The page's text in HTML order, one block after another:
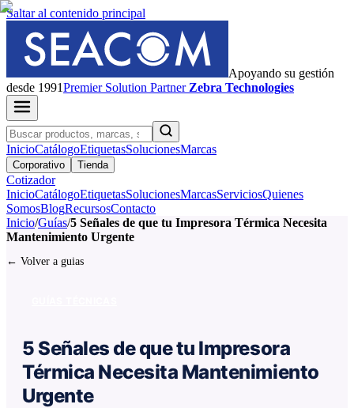
Saltar al contenido principal
Apoyando su gestión
desde 1991PremierSolution Partner Zebra Technologies
InicioCatálogoEtiquetasSolucionesMarcas
Corporativo Tienda
Cotizador
InicioCatálogoEtiquetasSolucionesMarcasServiciosQuienes
SomosBlogRecursosContacto
Inicio/Guías/5 Señales de que tu Impresora Térmica Necesita
Mantenimiento Urgente
← Volver a guias
5 Señales de que tu Impresora
Térmica Necesita Mantenimiento
Urgente